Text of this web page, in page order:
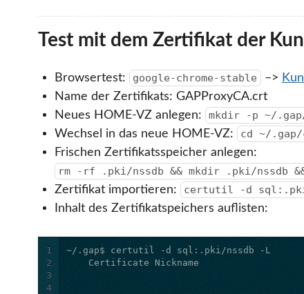
Test mit dem Zertifikat der
Browsertest: google-chrome-stable –>
Name der Zertifikats: GAPProxyCA.crt
Neues HOME-VZ anlegen:
mkdir -p ~/.gap/
Wechsel in das neue HOME-VZ: cd ~/.gap/
Frischen Zertifikatsspeicher anlegen:
rm -rf .pki/nssdb && mkdir .pki/nssdb
Zertifikat importieren: certutil -d sql:.pki/
Inhalt des Zertifikatspeichers auflisten:
1
2
3
4